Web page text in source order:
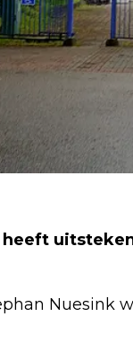
heeft
Nuesink